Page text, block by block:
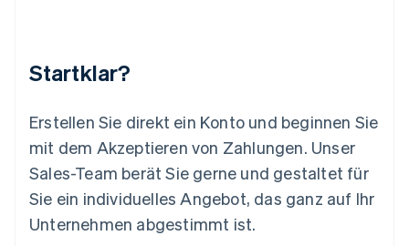
Startklar?
Erstellen Sie direkt ein Konto und beginnen Sie
mit dem Akzeptieren von Zahlungen. Unser
Sales-Team berät Sie gerne und gestaltet für
Sie ein individuelles Angebot, das ganz auf Ihr
Unternehmen abgestimmt ist.
Español English
Niederlande
NederlandsEnglish
English
Österreich
Deutsch
Polen